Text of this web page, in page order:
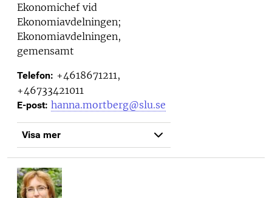
Ekonomichef vid
Ekonomiavdelningen;
Ekonomiavdelningen,
gemensamt
Telefon: +4618671211,
+46733421011
E-post: hanna.mortberg@slu.se
Visa mer